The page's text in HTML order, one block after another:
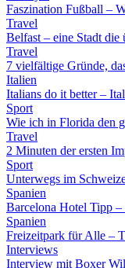
Faszination Fußball –
Travel
Belfast – eine Stadt die
Travel
7 vielfältige Gründe,
Italien
Italians do it better –
Sport
Wie ich in Florida den
Travel
2 Minuten der ersten
Sport
Unterwegs im
Spanien
Barcelona Hotel Tipp –
Spanien
Freizeitpark für Alle –
Interviews
Interview mit Boxer